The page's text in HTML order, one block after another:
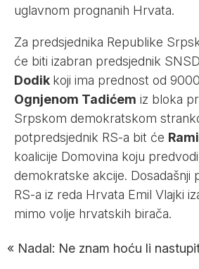
uglavnom prognanih Hrvata.
Za predsjednika Republike
će biti izabran predsjednik
Dodik koji ima prednost od
Ognjenom Tadićem iz bloka
Srpskom demokratskom
potpredsjednik RS-a bit će
koalicije Domovina koju
demokratske akcije. Dosadašnji
RS-a iz reda Hrvata Emil Vlajki
mimo volje hrvatskih birača.
« Nadal: Ne znam hoću li